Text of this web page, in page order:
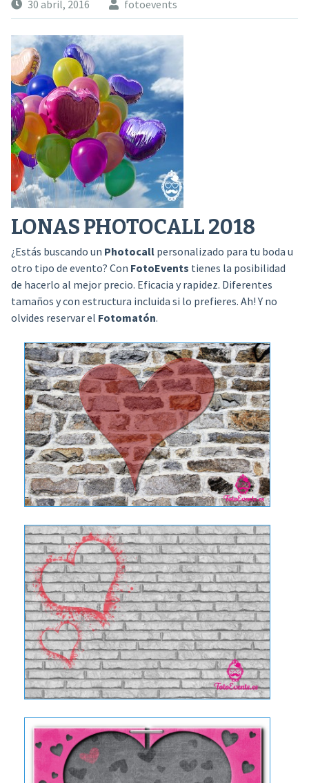
30 abril, 2016 fotoevents
LONAS PHOTOCALL 2018
¿Estás buscando un Photocallpersonalizado para tu boda u
otro tipo de evento? Con FotoEvents tienes la posibilidad
de hacerlo al mejor precio. Eficacia y rapidez. Diferentes
tamaños y con estructura incluida si lo prefieres. Ah! Y no
olvides reservar el Fotomatón.